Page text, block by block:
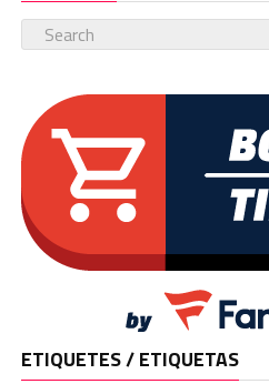
ETIQUETES / ETIQUETAS